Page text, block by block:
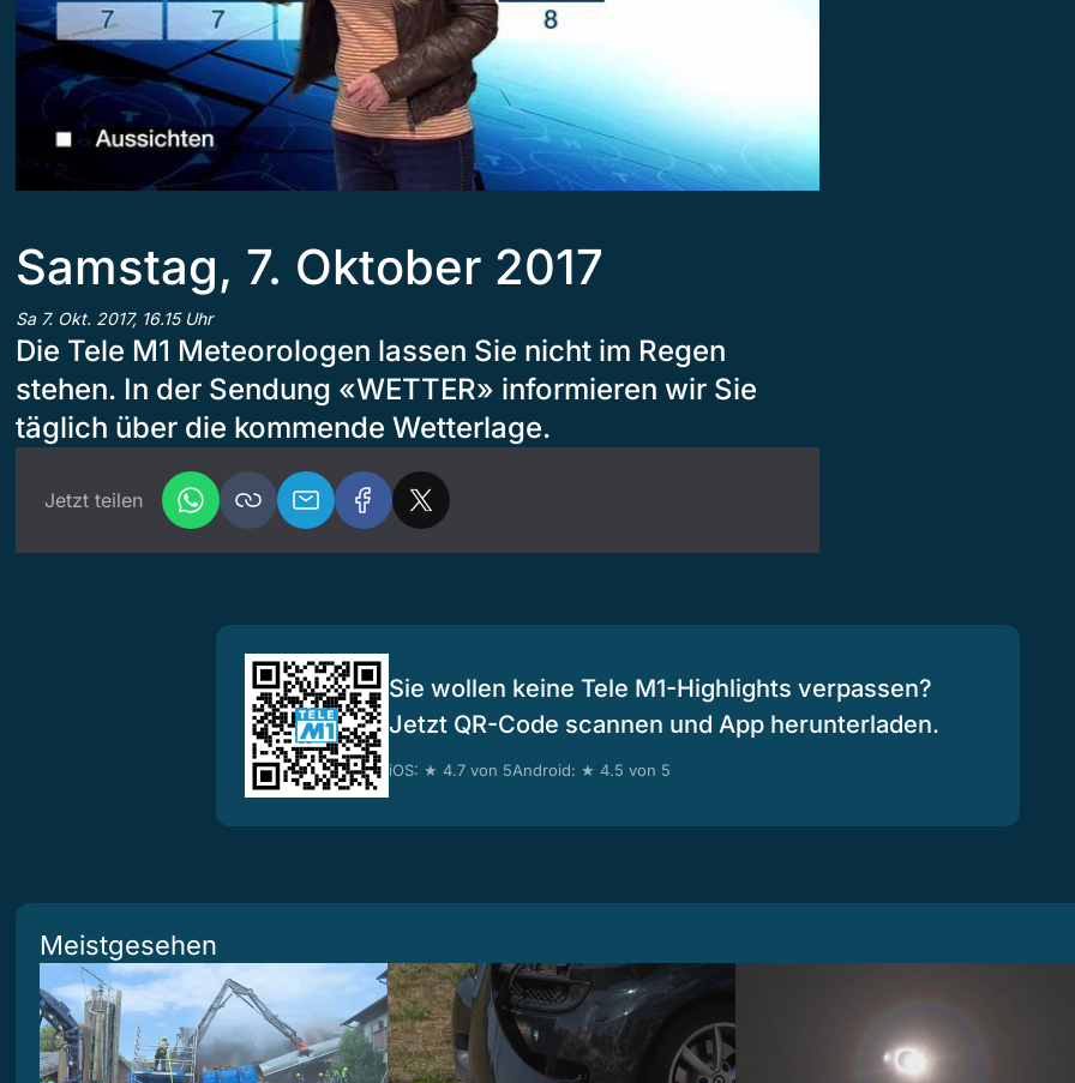
Samstag, 7. Oktober 2017
Sa 7. Okt. 2017, 16.15 Uhr
Die Tele M1 Meteorologen lassen Sie nicht im Regen
stehen. In der Sendung «WETTER» informieren wir Sie
täglich über die kommende Wetterlage.
Jetzt teilen
Sie wollen keine Tele M1-Highlights verpassen?
Jetzt QR-Code scannen und App herunterladen.
iOS: ★ 4.7 von 5Android: ★ 4.5 von 5
Meistgesehen